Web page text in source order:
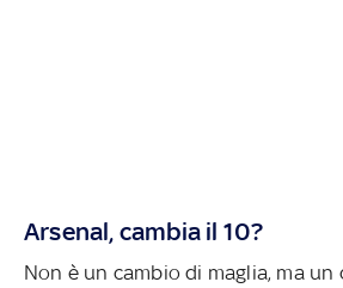
Arsenal, cambia il 10?
Non è un cambio di maglia, ma un